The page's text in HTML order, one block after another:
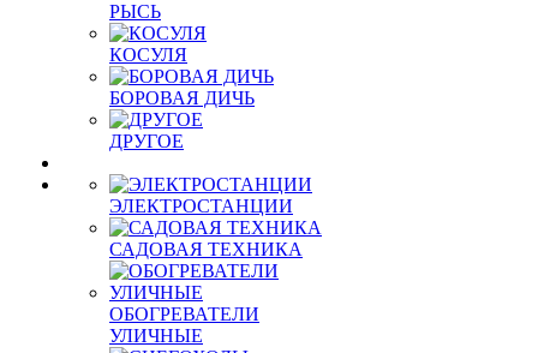
РЫСЬ
КОСУЛЯ
БОРОВАЯ ДИЧЬ
ДРУГОЕ
ЭЛЕКТРОСТАНЦИИ
САДОВАЯ ТЕХНИКА
ОБОГРЕВАТЕЛИ
УЛИЧНЫЕ